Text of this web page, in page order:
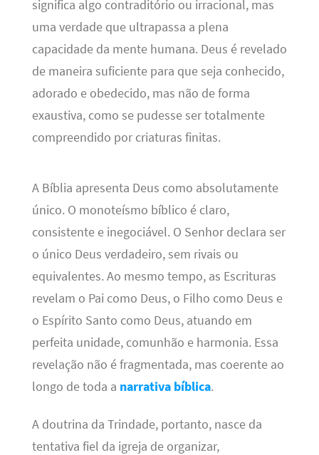
significa algo contraditório ou irracional, mas
uma verdade que ultrapassa a plena
capacidade da mente humana. Deus é revelado
de maneira suficiente para que seja conhecido,
adorado e obedecido, mas não de forma
exaustiva, como se pudesse ser totalmente
compreendido por criaturas finitas.
A Bíblia apresenta Deus como absolutamente
único. O monoteísmo bíblico é claro,
consistente e inegociável. O Senhor declara ser
o único Deus verdadeiro, sem rivais ou
equivalentes. Ao mesmo tempo, as Escrituras
revelam o Pai como Deus, o Filho como Deus e
o Espírito Santo como Deus, atuando em
perfeita unidade, comunhão e harmonia. Essa
revelação não é fragmentada, mas coerente ao
longo de toda a narrativa bíblica.
A doutrina da Trindade, portanto, nasce da
tentativa fiel da igreja de organizar,